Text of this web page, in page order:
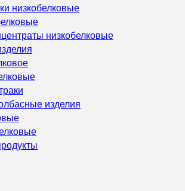
низкобелковые
низкобелковые
изделия